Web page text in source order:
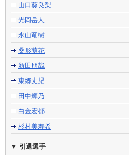
山口葵良梨
光岡岳人
永山竜樹
桑形萌花
新田朋哉
東郷丈児
田中輝乃
白金宏都
杉村美寿希
引退選手